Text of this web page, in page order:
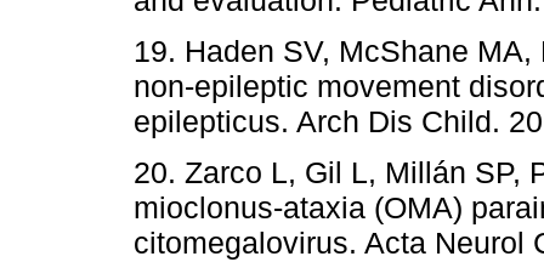
19. Haden SV, McShane
non-epileptic movement
epilepticus. Arch Dis Child.
20. Zarco L, Gil L, Millán SP,
mioclonus-ataxia (OMA)
citomegalovirus. Acta Neurol